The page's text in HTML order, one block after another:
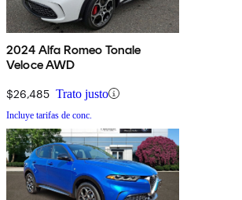
2024 Alfa Romeo Tonale
Veloce AWD
$26,485 Trato justo
Incluye tarifas de conc.